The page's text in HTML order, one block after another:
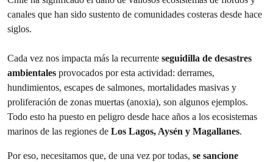
canales que han sido sustento de comunidades costeras desde hace
siglos.
Cada vez nos impacta más la recurrente seguidilla de desastres
ambientales provocados por esta actividad: derrames,
hundimientos, escapes de salmones, mortalidades masivas y
proliferación de zonas muertas (anoxia), son algunos ejemplos.
Todo esto ha puesto en peligro desde hace años a los ecosistemas
marinos de las regiones de Los Lagos, Aysén y Magallanes.
Por eso, necesitamos que, de una vez por todas, se sancione